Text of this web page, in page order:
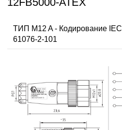
ТИП M12 A - Кодирование IEC
61076-2-101